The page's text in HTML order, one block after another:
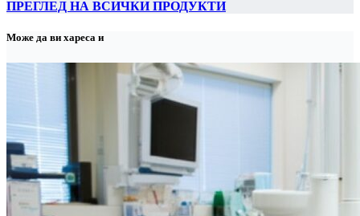
ПРЕГЛЕД НА ВСИЧКИ ПРОДУКТИ
Може да ви хареса и